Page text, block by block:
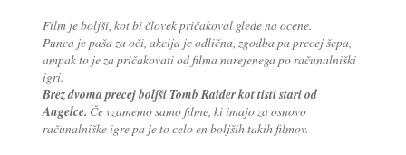
Film je boljši, kot bi človek pričakoval glede na ocene.
Punca je paša za oči, akcija je odlična, zgodba pa precej šepa,
ampak to je za pričakovati od filma narejenega po računalniški
igri.
Brez dvoma precej boljši Tomb Raider kot tisti stari od
Angelce. Če vzamemo samo filme, ki imajo za osnovo
računalniške igre pa je to celo en boljših takih filmov.